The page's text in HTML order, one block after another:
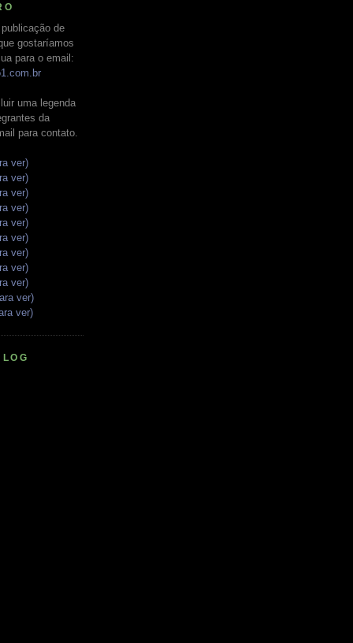
de
gostaríamos
para o email:
uma legenda
da
para contato.
ver)
ver)
ver)
ver)
ver)
ver)
ver)
ver)
ver)
ver)
ver)